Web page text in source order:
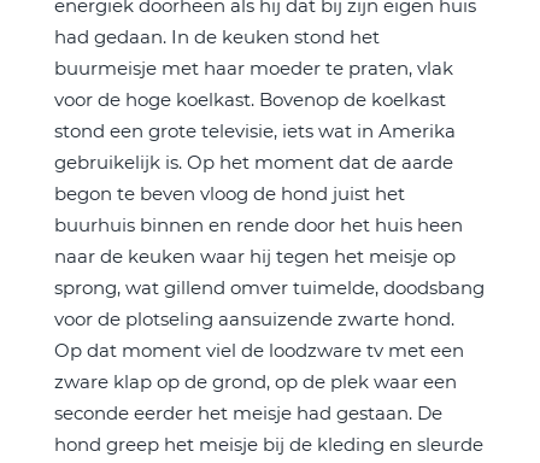
energiek doorheen als hij dat bij zijn eigen huis
had gedaan. In de keuken stond het
buurmeisje met haar moeder te praten, vlak
voor de hoge koelkast. Bovenop de koelkast
stond een grote televisie, iets wat in Amerika
gebruikelijk is. Op het moment dat de aarde
begon te beven vloog de hond juist het
buurhuis binnen en rende door het huis heen
naar de keuken waar hij tegen het meisje op
sprong, wat gillend omver tuimelde, doodsbang
voor de plotseling aansuizende zwarte hond.
Op dat moment viel de loodzware tv met een
zware klap op de grond, op de plek waar een
seconde eerder het meisje had gestaan. De
hond greep het meisje bij de kleding en sleurde